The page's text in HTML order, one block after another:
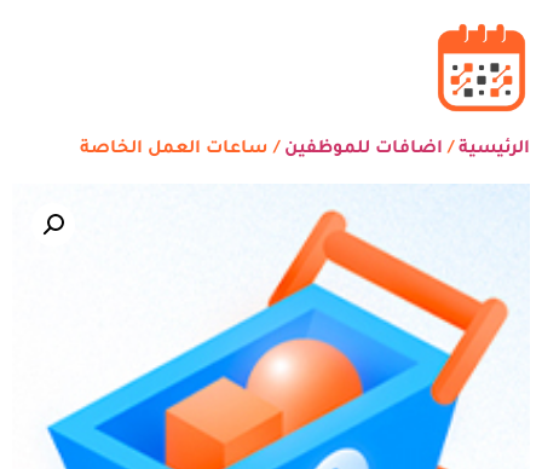
الرئيسية / اضافات للموظفين / ساعات العمل الخاصة